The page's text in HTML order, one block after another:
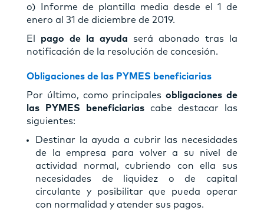
o) Informe de plantilla media desde el 1 de
enero al 31 de diciembre de 2019.
El
pago de la ayuda será abonado tras la
notificación de la resolución de concesión.
Obligaciones de las PYMES beneficiarias
Por último, como principalesobligaciones de
las PYMES beneficiarias cabe destacar las
siguientes:
Destinar la ayuda a cubrir las necesidades
de la empresa para volver a su nivel de
actividad normal, cubriendo con ella sus
necesidades de liquidez o de capital
circulante y posibilitar que pueda operar
con normalidad y atender sus pagos.